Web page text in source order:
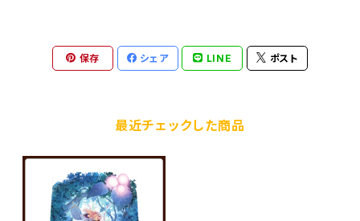
保存 シェア LINE ポスト
最近チェックした商品